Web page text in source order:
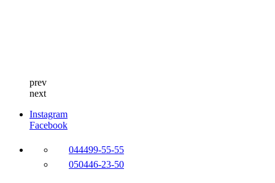
prev
next
Instagram
Facebook
044499-55-55
050446-23-50